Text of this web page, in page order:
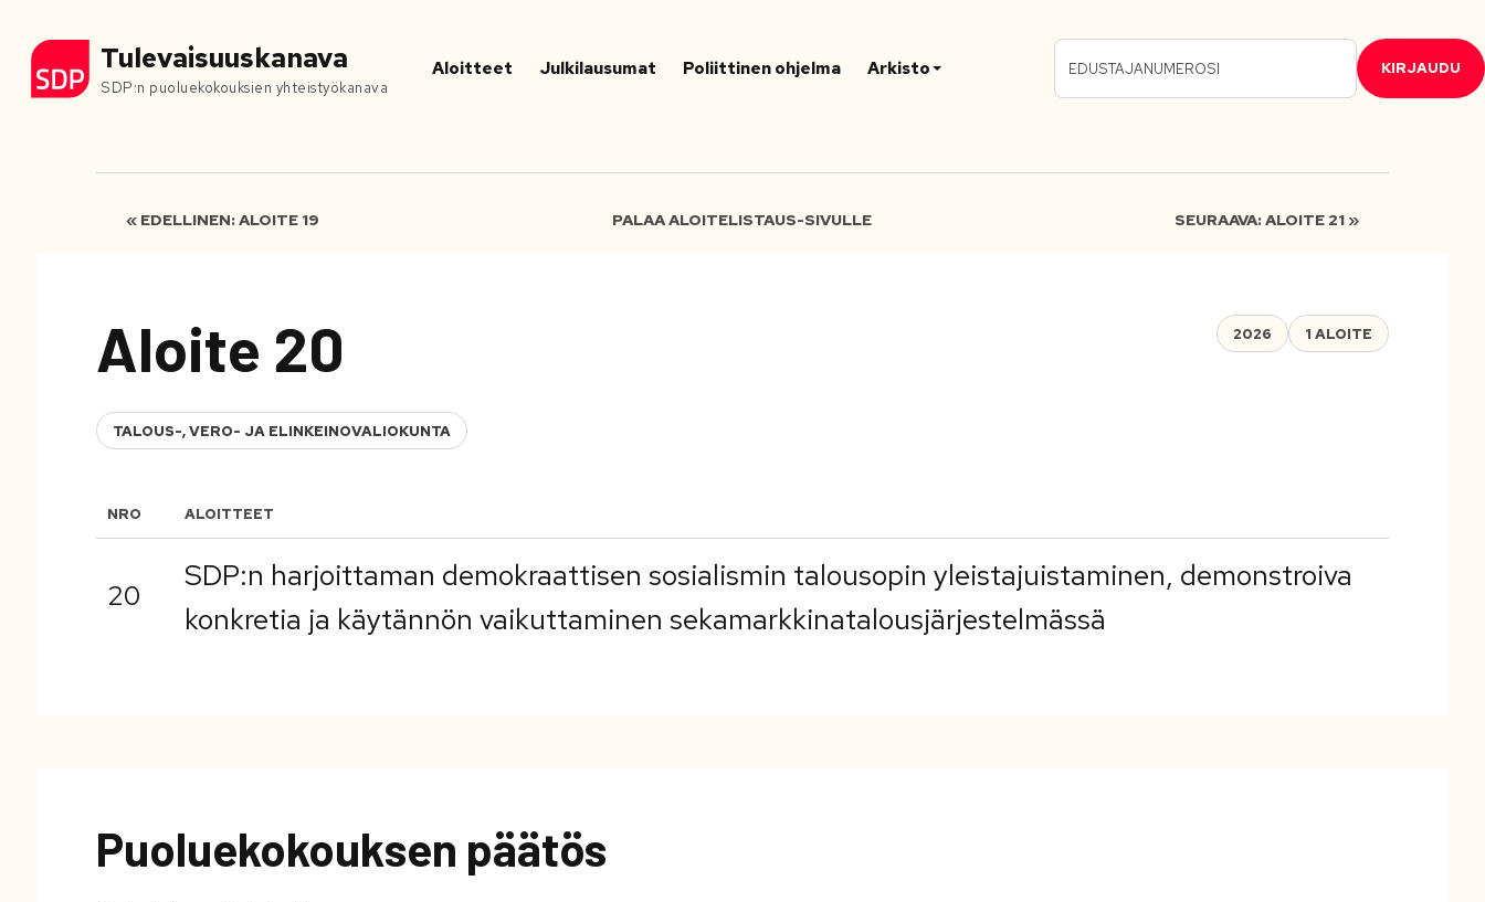
Tulevaisuuskanava
SDP:n puoluekokouksien yhteistyökanava
Aloitteet Julkilausumat Poliittinen ohjelma Arkisto KIRJAUDU
« EDELLINEN: ALOITE 19 PALAA ALOITELISTAUS-SIVULLE SEURAAVA: ALOITE 21 »
Aloite 20
TALOUS-, VERO- JA ELINKEINOVALIOKUNTA
2026 1 ALOITE
NRO ALOITTEET
20
SDP:n harjoittaman demokraattisen sosialismin talousopin yleistajuistaminen, demonstroiva
konkretia ja käytännön vaikuttaminen sekamarkkinatalousjärjestelmässä
Puoluekokouksen päätös